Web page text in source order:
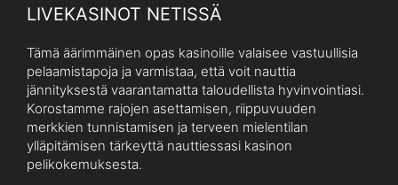
LIVEKASINOT NETISSÄ
Tämä äärimmäinen opas kasinoille valaisee vastuullisia
pelaamistapoja ja varmistaa, että voit nauttia
jännityksestä vaarantamatta taloudellista hyvinvointiasi.
Korostamme rajojen asettamisen, riippuvuuden
merkkien tunnistamisen ja terveen mielentilan
ylläpitämisen tärkeyttä nauttiessasi kasinon
pelikokemuksesta.